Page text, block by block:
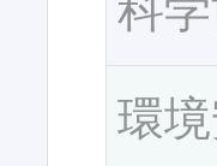
科
環